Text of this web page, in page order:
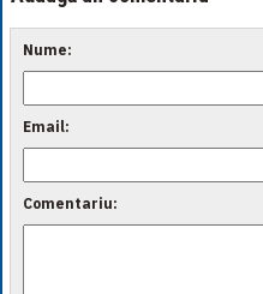
Nume:
Email:
Comentariu: